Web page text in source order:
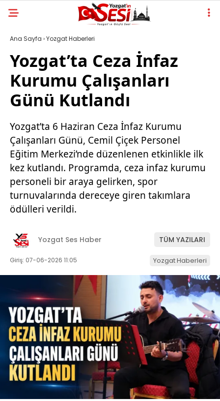
Ana Sayfa ›Yozgat Haberleri
Yozgat’ta Ceza İnfaz
Kurumu Çalışanları
Günü Kutlandı
Yozgat’ta 6 Haziran Ceza İnfaz Kurumu
Çalışanları Günü, Cemil Çiçek Personel
Eğitim Merkezi’nde düzenlenen etkinlikle ilk
kez kutlandı. Programda, ceza infaz kurumu
personeli bir araya gelirken, spor
turnuvalarında dereceye giren takımlara
ödülleri verildi.
Yozgat Ses Haber TÜM YAZILARI
Giriş: 07-06-2026 11:05 Yozgat Haberleri